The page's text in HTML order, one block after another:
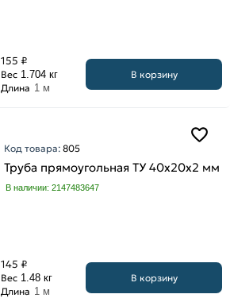
155 ₽
Вес 1.704 кг
Длина 1 м
В корзину
Код товара:805
Труба прямоугольная ТУ 40х20х2 мм
В наличии: 2147483647
145 ₽
Вес 1.48 кг
Длина 1 м
В корзину